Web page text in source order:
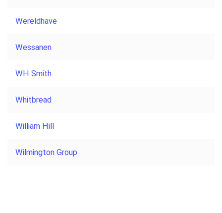
Wereldhave
Wessanen
WH Smith
Whitbread
William Hill
Wilmington Group